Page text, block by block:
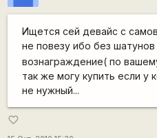
Ищется сей девайс с
не повезу ибо без шатунов
вознаграждение( по
так же могу купить если у
не нужный...
favorite_border